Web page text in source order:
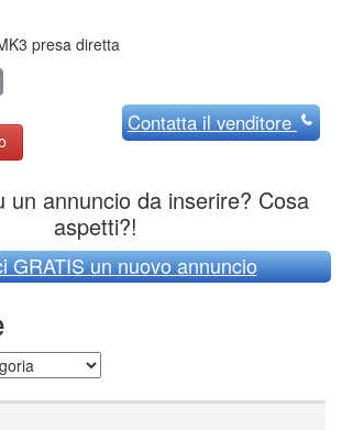
presa diretta
Contattail venditore
un annuncio da inserire? Cosa
aspetti?!
GRATIS un nuovo annuncio